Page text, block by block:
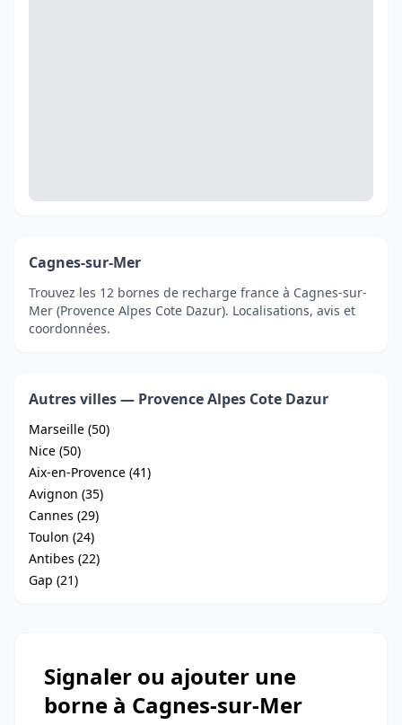
Cagnes-sur-Mer
Trouvez les 12 bornes de recharge france à Cagnes-sur-
Mer (Provence Alpes Cote Dazur). Localisations, avis et
coordonnées.
Autres villes — Provence Alpes Cote Dazur
Marseille (50)
Nice (50)
Aix-en-Provence (41)
Avignon (35)
Cannes (29)
Toulon (24)
Antibes (22)
Gap (21)
Signaler ou ajouter une
borne à Cagnes-sur-Mer